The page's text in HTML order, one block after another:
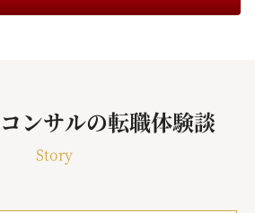
ンサルの転職体験談
Story